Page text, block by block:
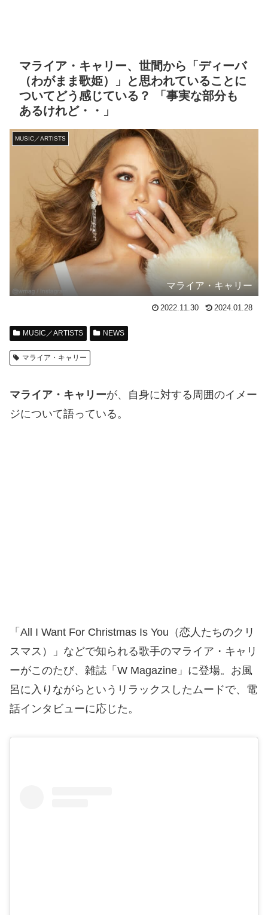
マライア・キャリー、世間から「ディーバ
（わがまま歌姫）」と思われていることに
ついてどう感じている？ 「事実な部分も
あるけれど・・」
MUSIC／ARTISTS
マライア・キャリー
2022.11.30 2024.01.28
MUSIC／ARTISTS NEWS
マライア・キャリー
マライア・キャリーが、自身に対する周囲のイメー
ジについて語っている。
「All I Want For Christmas Is You（恋人たちのクリ
スマス）」などで知られる歌手のマライア・キャリ
ーがこのたび、雑誌「W Magazine」に登場。お風
呂に入りながらというリラックスしたムードで、電
話インタビューに応じた。